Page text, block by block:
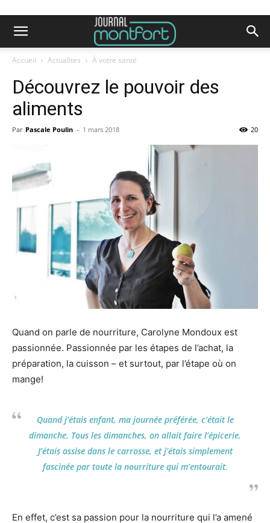
Accueil Actualites À votre santé
Découvrez le pouvoir des
aliments
Par Pascale Poulin - 1 mars 2018 20
Quand on parle de nourriture, Carolyne Mondoux est
passionnée. Passionnée par les étapes de l’achat, la
préparation, la cuisson – et surtout, par l’étape où on
mange!
Quand j’étais enfant, ma journée préférée, c’était le
dimanche. Tous les dimanches, on allait faire l’épicerie.
J’étais assise dans le carrosse, et j’étais simplement
fascinée par toute la nourriture qui m’entourait.
En effet, c’est sa passion pour la nourriture qui l’a amené